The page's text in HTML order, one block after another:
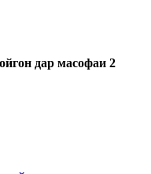
дар масофаи 2